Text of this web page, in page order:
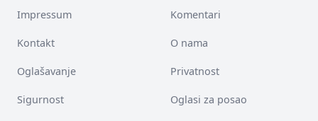
Impressum Komentari
Kontakt O nama
Oglašavanje Privatnost
Sigurnost Oglasi za posao